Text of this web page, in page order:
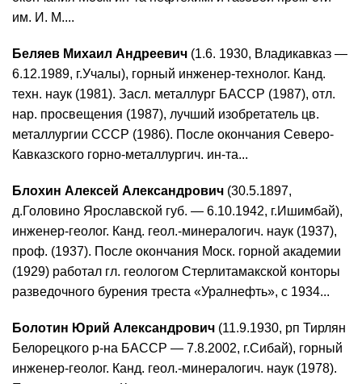
им. И. М....
Беляев Михаил Андреевич (1.6. 1930, Владикавказ —
6.12.1989, г.Учалы), горный инженер-технолог. Канд.
техн. наук (1981). Засл. металлург БАССР (1987), отл.
нар. просвещения (1987), лучший изобретатель цв.
металлургии СССР (1986). После окончания Северо-
Кавказского горно-металлургич. ин-та...
Блохин Алексей Александрович (30.5.1897,
д.Головино Ярославской губ. — 6.10.1942, г.Ишимбай),
инженер-геолог. Канд. геол.-минералогич. наук (1937),
проф. (1937). После окончания Моск. горной академии
(1929) работал гл. геологом Стерлитамакской конторы
разведочного бурения треста «Уралнефть», с 1934...
Болотин Юрий Александрович (11.9.1930, рп Тирлян
Белорецкого р-на БАССР — 7.8.2002, г.Сибай), горный
инженер-геолог. Канд. геол.-минералогич. наук (1978).